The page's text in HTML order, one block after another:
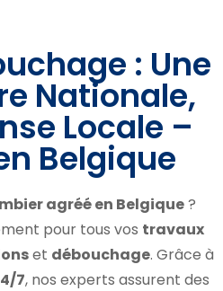
: Une
Nationale,
Locale –
Belgique
agréé en Belgique?
pour tous vos travaux
et débouchage. Grâce à
7, nos experts assurent des